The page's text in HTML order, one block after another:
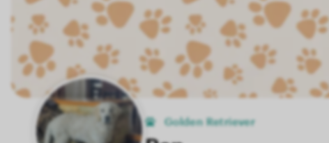
Golden Retriever